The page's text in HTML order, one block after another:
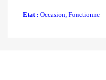
Etat : Occasion, Fonctionne